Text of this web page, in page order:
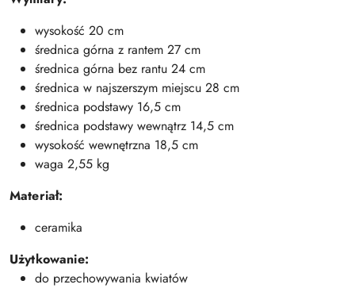
wysokość 20 cm
średnica górna z rantem 27 cm
średnica górna bez rantu 24 cm
średnica w najszerszym miejscu 28 cm
średnica podstawy 16,5 cm
średnica podstawy wewnątrz 14,5 cm
wysokość wewnętrzna 18,5 cm
waga 2,55 kg
Materiał:
ceramika
Użytkowanie:
do przechowywania kwiatów